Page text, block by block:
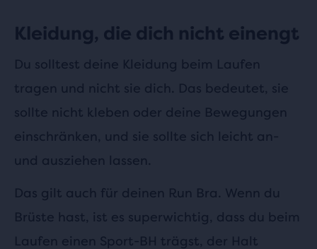
Kleidung, die dich nicht einengt
Du solltest deine Kleidung beim Laufen
tragen und nicht sie dich. Das bedeutet, sie
sollte nicht kleben oder deine Bewegungen
einschränken, und sie sollte sich leicht an-
und ausziehen lassen.
Das gilt auch für deinen Run Bra. Wenn du
Brüste hast, ist es superwichtig, dass du beim
Laufen einen Sport-BH trägst, der Halt